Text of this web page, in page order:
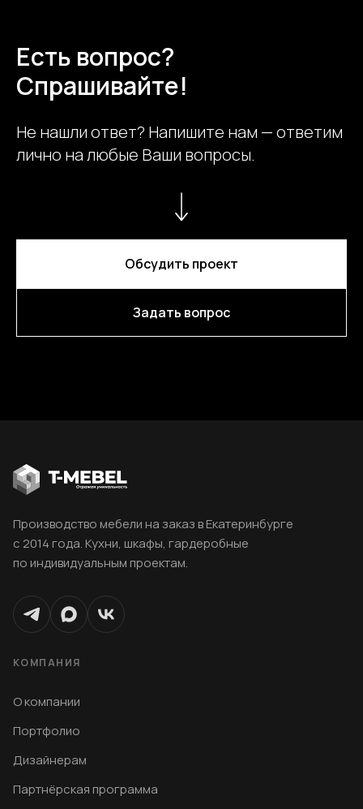
Есть вопрос?
Спрашивайте!
Не нашли ответ? Напишите нам — ответим
лично на любые Ваши вопросы.
Обсудить проект
Задать вопрос
Производство мебели на заказ в Екатеринбурге
с 2014 года. Кухни, шкафы, гардеробные
по индивидуальным проектам.
КОМПАНИЯ
О компании
Портфолио
Дизайнерам
Партнёрская программа